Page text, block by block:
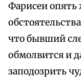
Фарисеи
что бывший
обмолвится и
заподозрить